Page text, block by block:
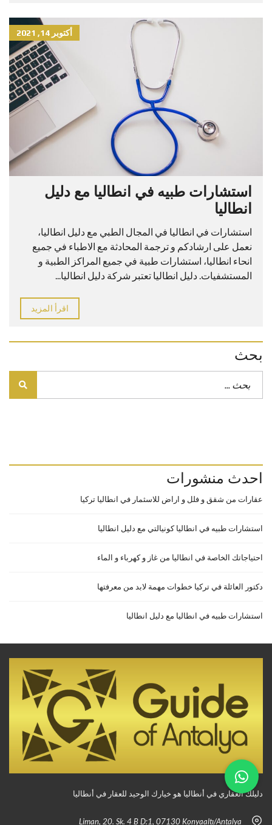
أكتوبر 14, 2021
استشارات طبيه في انطاليا مع دليل
انطاليا
استشارات في انطاليا في المجال الطبي مع دليل انطاليا،
نعمل على ارشادكم و ترجمة المحادثة مع الاطباء في جميع
انحاء انطاليا، استشارات طبية في جميع المراكز الطبية و
المستشفيات. دليل انطاليا تعتبر شركة دليل انطاليا...
اقرأ المزيد
بحث
احدث منشورات
عقارات من شقق و فلل و اراض للاسثمار في انطاليا تركيا
استشارات طبيه في انطاليا كونيالتي مع دليل انطاليا
احتياجاتك الخاصة في انطاليا من غاز و كهرباء و الماء
دكتور العائلة في تركيا خطوات مهمة لابد من معرفتها
استشارات طبيه في انطاليا مع دليل انطاليا
دليلك العقاري في أنطاليا هو خيارك الوحيد للعقار في أنطاليا
Liman, 20. Sk. 4 B D:1, 07130 Konyaaltı/Antalya